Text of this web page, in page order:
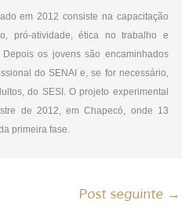
em 2012 consiste na capacitação
pró-atividade, ética no trabalho e
os jovens são encaminhados
do SENAI e, se for necessário,
do SESI. O projeto experimental
de 2012, em Chapecó, onde 13
primeira fase.
Post seguinte →